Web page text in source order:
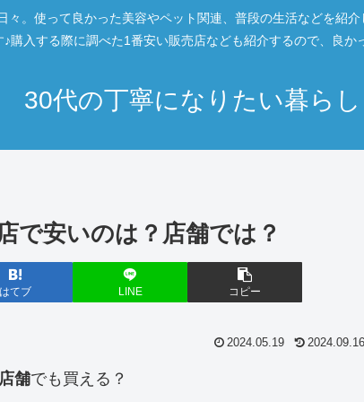
。使って良かった美容やペット関連、普段の生活などを紹
購入する際に調べた1番安い販売店なども紹介するので、良か
30代の丁寧になりたい暮らし
で安いのは？店舗では？
はてブ LINE コピー
2024.05.19 2024.09.16
店舗でも買える？